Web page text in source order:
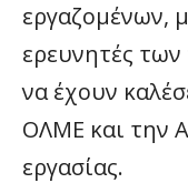
εργαζομένων,
ερευνητές
να έχουν
ΟΛΜΕ και την
εργασίας.